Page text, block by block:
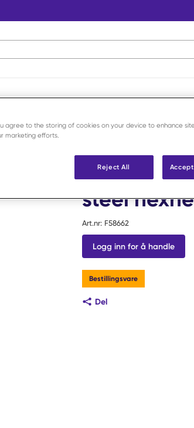
mm stainless steel hexhead /stk
CST skrue
steel
Art.nr: F58662
Logg inn for å handle
Bestillingsvare
Del
agree to the storing of cookies on your device to enhance
marketing efforts.
Reject All